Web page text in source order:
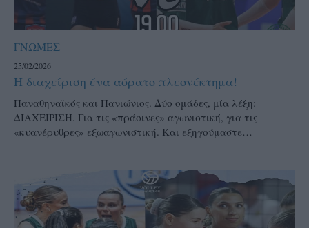
ΓΝΩΜΕΣ
25/02/2026
Η διαχείριση ένα αόρατο πλεονέκτημα!
Παναθηναϊκός και Πανιώνιος. Δύο ομάδες, μία λέξη:
ΔΙΑΧΕΙΡΙΣΗ. Για τις «πράσινες» αγωνιστική, για τις
«κυανέρυθρες» εξωαγωνιστική. Και εξηγούμαστε…